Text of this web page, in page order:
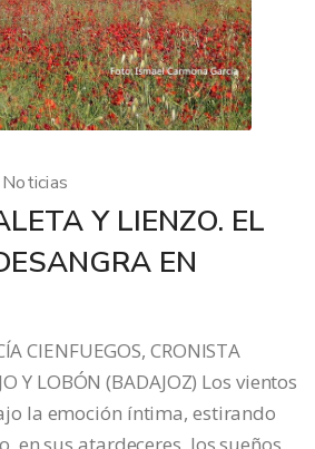
Noticias
Y LIENZO. EL
EN
CIENFUEGOS, CRONISTA
Y LOBÓN (BADAJOZ) Los vientos
la emoción íntima, estirando